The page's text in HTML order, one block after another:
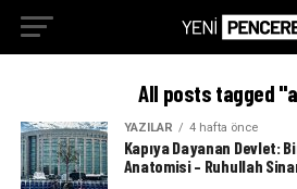
All posts tagged
YAZILAR 4 hafta önce
Kapıya Dayanan Devlet:
Anatomisi – Ruhullah